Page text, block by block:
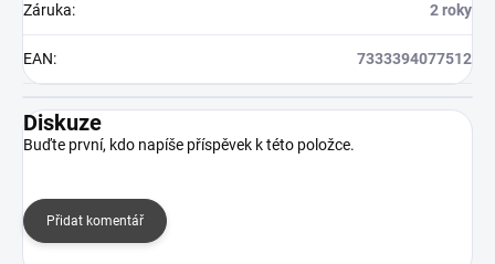
Záruka: 2 roky
EAN: 7333394077512
Diskuze
Buďte první, kdo napíše příspěvek k této položce.
Přidat komentář